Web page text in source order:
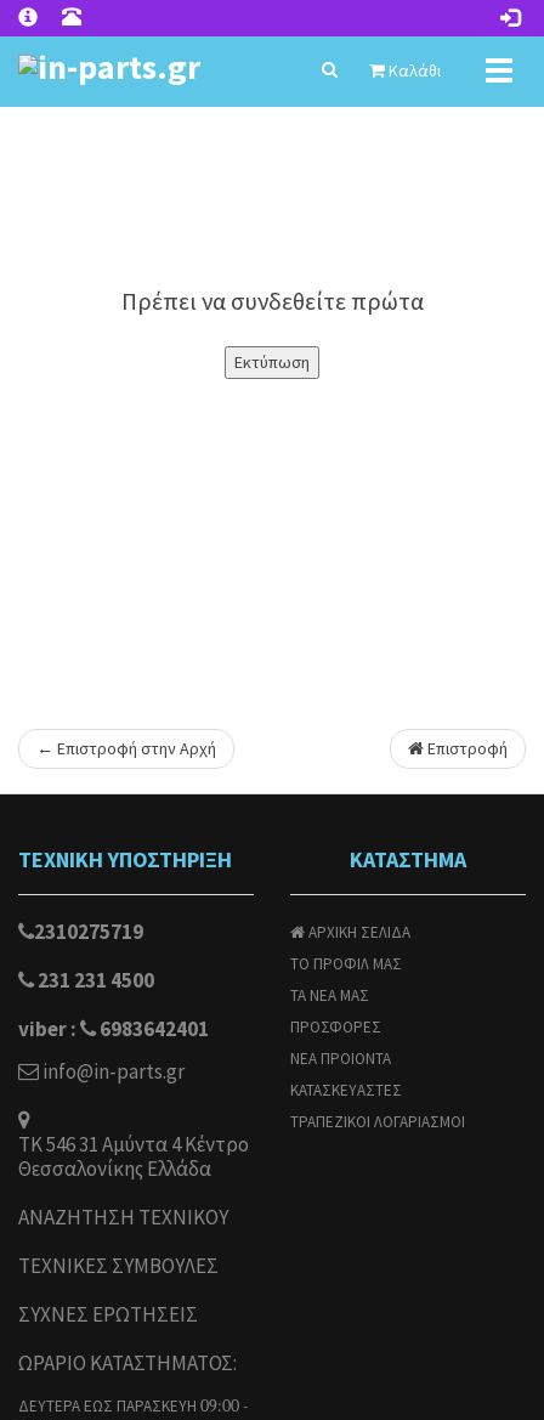
Καλάθι
Πρέπει να συνδεθείτε πρώτα
Επιστροφή
← Επιστροφή στην Αρχή
ΤΕΧΝΙΚΗ ΥΠΟΣΤΗΡΙΞΗ
2310275719
231 231 4500
viber :
6983642401
info@in-parts.gr
ΤΚ 546 31 Αμύντα 4 Κέντρο
Θεσσαλονίκης Ελλάδα
ΑΝΑΖΗΤΗΣΗ ΤΕΧΝΙΚΟΥ
ΤΕΧΝΙΚΕΣ ΣΥΜΒΟΥΛΕΣ
ΣΥΧΝΕΣ ΕΡΩΤΗΣΕΙΣ
ΩΡΑΡΙΟ ΚΑΤΑΣΤΗΜΑΤΟΣ:
ΔΕΥΤΕΡΑ ΕΩΣ ΠΑΡΑΣΚΕΥΗ 09:00 -
ΚΑΤΑΣΤΗΜΑ
ΑΡΧΙΚΗ ΣΕΛΙΔΑ
ΤΟ ΠΡΟΦΙΛ ΜΑΣ
ΤΑ ΝΕΑ ΜΑΣ
ΠΡΟΣΦΟΡΕΣ
ΝΕΑ ΠΡΟΙΟΝΤΑ
ΚΑΤΑΣΚΕΥΑΣΤΕΣ
ΤΡΑΠΕΖΙΚΟΙ ΛΟΓΑΡΙΑΣΜΟΙ